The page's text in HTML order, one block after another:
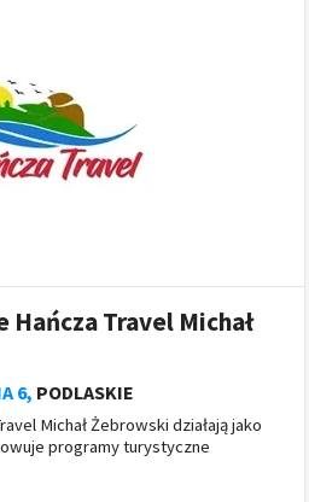
Hańcza Travel Michał
6, PODLASKIE
Michał Żebrowski działają jako
programy turystyczne
zorganizowanych. Jedną z opcji są